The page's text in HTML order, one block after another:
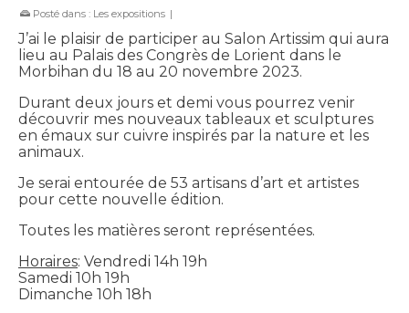
Posté dans : Les expositions |
J’ai le plaisir de participer au Salon Artissim qui aura
lieu au Palais des Congrès de Lorient dans le
Morbihan du 18 au 20 novembre 2023.
Durant deux jours et demi vous pourrez venir
découvrir mes nouveaux tableaux et sculptures
en émaux sur cuivre inspirés par la nature et les
animaux.
Je serai entourée de 53 artisans d’art et artistes
pour cette nouvelle édition.
Toutes les matières seront représentées.
Horaires: Vendredi 14h 19h
Samedi 10h 19h
Dimanche 10h 18h